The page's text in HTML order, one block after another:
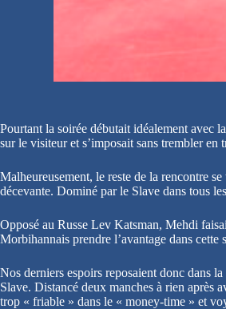
Pourtant la soirée débutait idéalement avec
sur le visiteur et s’imposait sans trembler en
Malheureusement, le reste de la rencontre
décevante. Dominé par le Slave dans tous
Opposé au Russe Lev Katsman, Mehdi
Morbihannais prendre l’avantage dans cette
Nos derniers espoirs reposaient donc dans
Slave. Distancé deux manches à rien après
trop « friable » dans le « money-time » et